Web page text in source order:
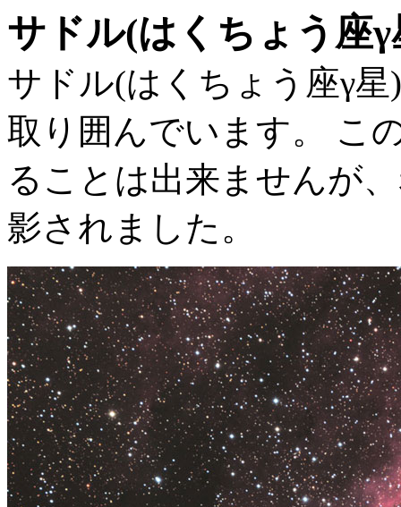
サドル(はくちょう座
サドル(はくちょう座γ
取り囲んでいます。 こ
ることは出来ませんが
影されました。